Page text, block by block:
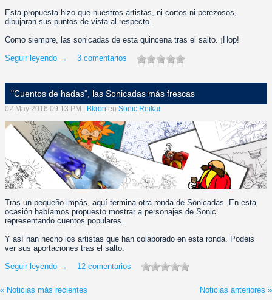
Esta propuesta hizo que nuestros artistas, ni cortos ni perezosos,
dibujaran sus puntos de vista al respecto.
Como siempre, las sonicadas de esta quincena tras el salto. ¡Hop!
Seguir leyendo →
3 comentarios
"Cuentos de hadas", las Sonicadas más frescas
02 May 2016 09:13 PM | Bkron en Sonic Reikai
Tras un pequeño impás, aquí termina otra ronda de Sonicadas. En esta
ocasión habíamos propuesto mostrar a personajes de Sonic
representando cuentos populares.
Y así han hecho los artistas que han colaborado en esta ronda. Podeis
ver sus aportaciones tras el salto.
Seguir leyendo →
12 comentarios
« Noticias más recientes Noticias anteriores »